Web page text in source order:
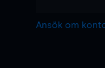
Ansök om